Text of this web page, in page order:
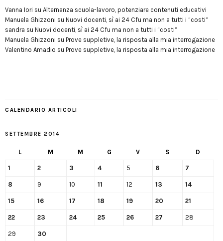
Vanna Iori su Alternanza scuola-lavoro, potenziare contenuti educativi
Manuela Ghizzoni su Nuovi docenti, sì ai 24 Cfu ma non a tutti i “costi”
sandra su Nuovi docenti, sì ai 24 Cfu ma non a tutti i “costi”
Manuela Ghizzoni su Prove suppletive, la risposta alla mia interrogazione
Valentino Amadio su Prove suppletive, la risposta alla mia interrogazione
CALENDARIO ARTICOLI
SETTEMBRE 2014
L M M G V S D
1 2 3 4 5 6 7
8 9 10 11 12 13 14
15 16 17 18 19 20 21
22 23 24 25 26 27 28
29 30